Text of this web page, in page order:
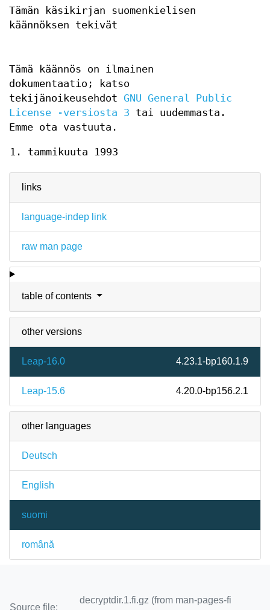
links
language-indep link
raw man page
table of contents
other versions
Leap-16.0 4.23.1-bp160.1.9
Leap-15.6 4.20.0-bp156.2.1
other languages
Deutsch
English
suomi
română
Tämän käsikirjan suomenkielisen
käännöksen tekivät
Tämä käännös on ilmainen
dokumentaatio; katso
tekijänoikeusehdot GNU General Public
License -versiosta 3 tai uudemmasta.
Emme ota vastuuta.
1. tammikuuta 1993
Source file:
decryptdir.1.fi.gz (from man-pages-fi